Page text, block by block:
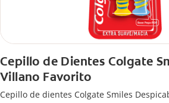
Cepillo de Dientes Colgate
Villano Favorito
Cepillo de dientes Colgate Smiles